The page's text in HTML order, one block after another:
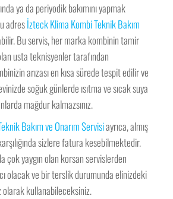
ya da periyodik bakımını yapmak
adresİzteck Klima Kombi Teknik Bakım
Bu servis, her marka kombinin tamir
usta teknisyenler tarafından
arızası en kısa sürede tespit edilir ve
soğuk günlerde ısıtma ve sıcak suya
mağdur kalmazsınız.
Bakım ve Onarım Servisiayrıca, almış
sizlere fatura kesebilmektedir.
çok yaygın olan korsan servislerden
olacak ve bir terslik durumunda elinizdeki
olarak kullanabileceksiniz.